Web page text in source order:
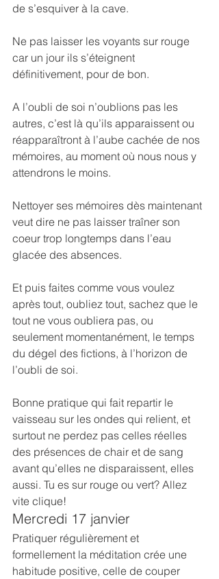
de s’esquiver à la cave.
Ne pas laisser les voyants sur rouge
car un jour ils s’éteignent
définitivement, pour de bon.
A l’oubli de soi n’oublions pas les
autres, c’est là qu’ils apparaissent ou
réapparaîtront à l’aube cachée de nos
mémoires, au moment où nous nous y
attendrons le moins.
Nettoyer ses mémoires dès maintenant
veut dire ne pas laisser traîner son
coeur trop longtemps dans l’eau
glacée des absences.
Et puis faites comme vous voulez
après tout, oubliez tout, sachez que le
tout ne vous oubliera pas, ou
seulement momentanément, le temps
du dégel des fictions, à l’horizon de
l’oubli de soi.
Bonne pratique qui fait repartir le
vaisseau sur les ondes qui relient, et
surtout ne perdez pas celles réelles
des présences de chair et de sang
avant qu’elles ne disparaissent, elles
aussi. Tu es sur rouge ou vert? Allez
vite clique!
Mercredi 17 janvier
Pratiquer régulièrement et
formellement la méditation crée une
habitude positive, celle de couper